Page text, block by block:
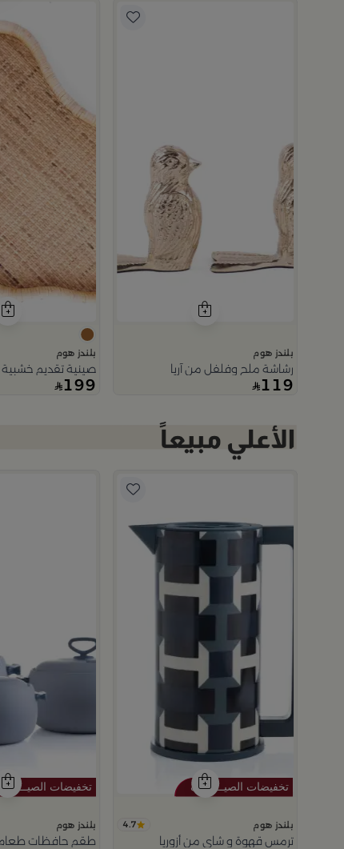
بلندز هوم
رشاشة ملح وفلفل من آريا
119
بلندز هوم
صينية تقديم خشبية
199
بلندز هوم 4.7
ترمس قهوة و شاي من أزوريا
بلندز هوم
طقم حافظات طعام